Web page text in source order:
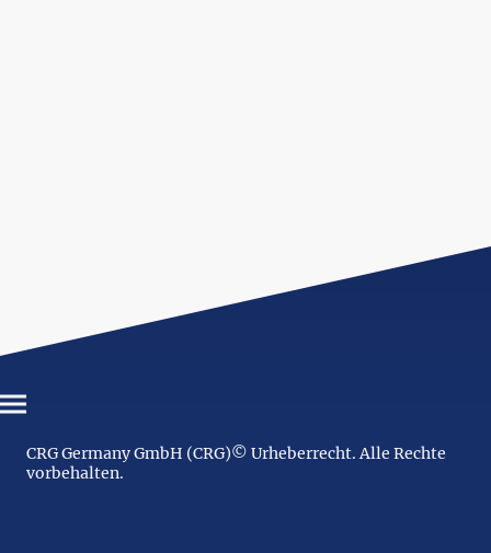
CRG Germany GmbH (CRG)© Urheberrecht. Alle Rechte
vorbehalten.